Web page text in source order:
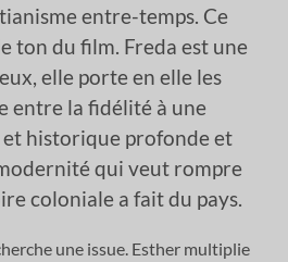
entre-temps. Ce
ton du film. Freda est une
elle porte en elle les
entre la fidélité à une
historique profonde et
qui veut rompre
coloniale a fait du pays.
une issue. Esther multiplie